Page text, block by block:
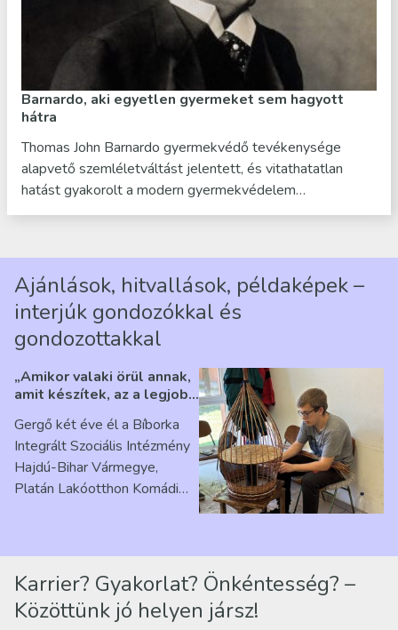
Barnardo, aki egyetlen gyermeket sem hagyott
hátra
Thomas John Barnardo gyermekvédő tevékenysége
alapvető szemléletváltást jelentett, és vitathatatlan
hatást gyakorolt a modern gyermekvédelem…
Ajánlások, hitvallások, példaképek –
interjúk gondozókkal és
gondozottakkal
„Amikor valaki örül annak,
amit készítek, az a legjobb
Ribárszky Gergő ellátottal
Gergő két éve él a Bíborka
Integrált Szociális Intézmény
Hajdú-Bihar Vármegye,
Platán Lakóotthon Komádi
Karrier? Gyakorlat? Önkéntesség? –
Közöttünk jó helyen jársz!